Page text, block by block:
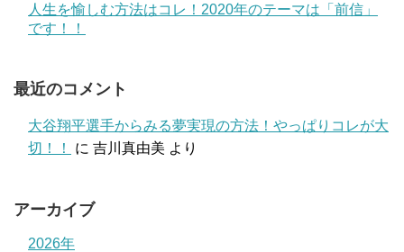
人生を愉しむ方法はコレ！2020年のテーマは「前信」
です！！
最近のコメント
大谷翔平選手からみる夢実現の方法！やっぱりコレが大
切！！
に 吉川真由美 より
アーカイブ
2026年